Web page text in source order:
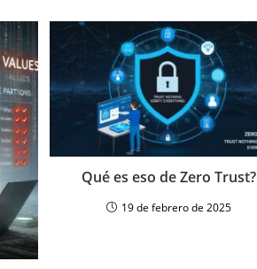
Qué es eso de Zero Trust?
19 de febrero de 2025